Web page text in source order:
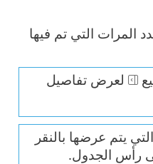
المرات التي تم فيها
لعرض تفاصيل
يتم عرضها بالنقر
رأس الجدول.